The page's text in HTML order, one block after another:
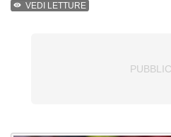
VEDI LETTURE